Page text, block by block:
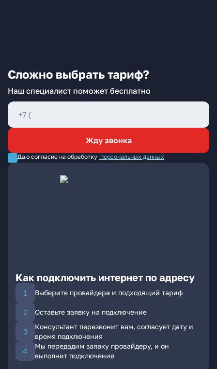
Сложно выбрать тариф?
Наш специалист поможет бесплатно
Жду звонка
Даю согласие на обработку персональных данных
Как подключить интернет по адресу
Выберите провайдера и подходящий тариф
Оставьте заявку на подключение
Консультант перезвонит вам, согласует дату и
время подключения
Мы передадим заявку провайдеру, и он
выполнит подключение